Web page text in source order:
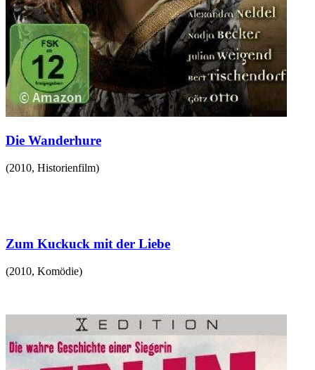
Die Wanderhure
(2010, Historienfilm)
Zum Kuckuck mit der Liebe
(2010, Komödie)